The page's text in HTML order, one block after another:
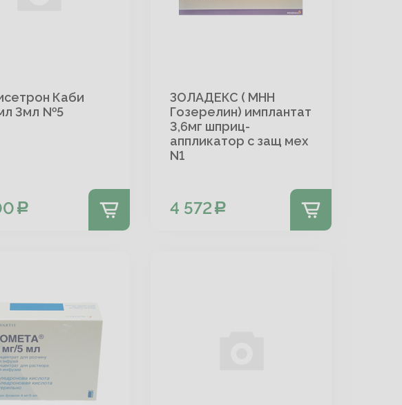
Каби
3мл №5
ЗОЛАДЕКС ( МНН
Гозерелин) имплантат
3,6мг шприц-
аппликатор с защ мех
N1
4 572